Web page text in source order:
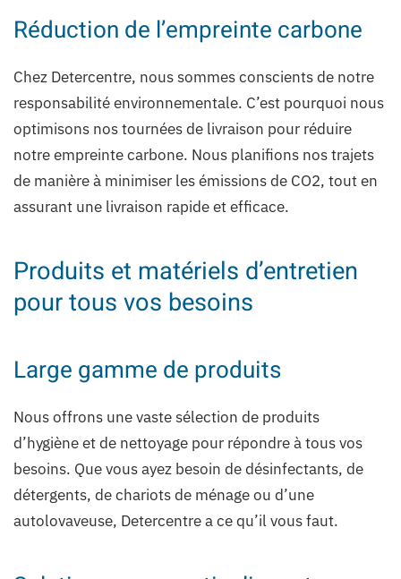
Réduction de l’empreinte carbone
Chez Detercentre, nous sommes conscients de notre
responsabilité environnementale. C’est pourquoi nous
optimisons nos tournées de livraison pour réduire
notre empreinte carbone. Nous planifions nos trajets
de manière à minimiser les émissions de CO2, tout en
assurant une livraison rapide et efficace.
Produits et matériels d’entretien
pour tous vos besoins
Large gamme de produits
Nous offrons une vaste sélection de produits
d’hygiène et de nettoyage pour répondre à tous vos
besoins. Que vous ayez besoin de désinfectants, de
détergents, de chariots de ménage ou d’une
autolovaveuse, Detercentre a ce qu’il vous faut.